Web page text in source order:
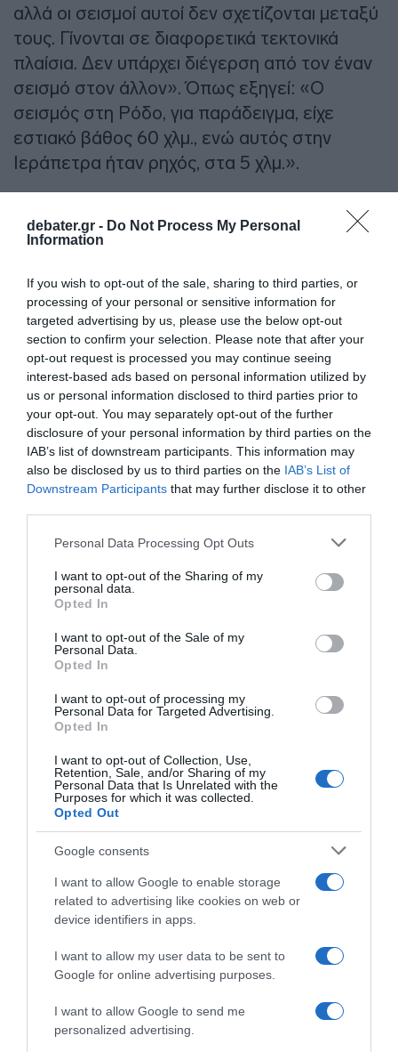
debater.gr - Do Not Process My Personal
Information
If you wish to opt-out of the sale, sharing to third parties, or
processing of your personal or sensitive information for
targeted advertising by us, please use the below opt-out
section to confirm your selection. Please note that after your
opt-out request is processed you may continue seeing
interest-based ads based on personal information utilized by
us or personal information disclosed to third parties prior to
your opt-out. You may separately opt-out of the further
disclosure of your personal information by third parties on the
IAB’s list of downstream participants. This information may
also be disclosed by us to third parties on the IAB’s List of
Downstream Participants that may further disclose it to other
Please note that this website/app uses one or more Google
not limited to your visit or usage behaviour. You may click to
grant or deny consent to Google and its third-party tags to
use your data for below specified purposes in below Google
consent section.
Personal Data Processing Opt Outs
I want to opt-out of the Sharing of my
personal data.
Opted In
I want to opt-out of the Sale of my
Personal Data.
Opted In
I want to opt-out of processing my
Personal Data for Targeted Advertising.
Opted In
I want to opt-out of Collection, Use,
Retention, Sale, and/or Sharing of my
Personal Data that Is Unrelated with the
Purposes for which it was collected.
Opted Out
Google consents
I want to allow Google to enable storage
related to advertising like cookies on web or
device identifiers in apps.
I want to allow my user data to be sent to
Google for online advertising purposes.
I want to allow Google to send me
personalized advertising.
αλλά οι σεισμοί αυτοί δεν σχετίζονται μεταξύ
τους. Γίνονται σε διαφορετικά τεκτονικά
πλαίσια. Δεν υπάρχει διέγερση από τον έναν
σεισμό στον άλλον». Όπως εξηγεί: «Ο
σεισμός στη Ρόδο, για παράδειγμα, είχε
εστιακό βάθος 60 χλμ., ενώ αυτός στην
Ιεράπετρα ήταν ρηχός, στα 5 χλμ.».
Σαντορίνη και Κρήτη:
Προβλήματα κατολισθήσεων
τουριστικές περιοχές, όπως η Κρήτη και η
Σαντορίνη, ο κ. Λέκκας ανέφερε: «Η Κρήτη
είναι ένας ζωντανός οργανισμός. Οι
απότομες πλαγιές και τα φαράγγια
από σεισμούς ή έντονες βροχοπτώσεις,
πρέπει να προσέχουμε ιδιαίτερα».
Όσον αφορά τα λιμάνια της Σαντορίνης,
τόνισε ότι έχουν ληφθεί μέτρα: «Έχει εκδοθεί
νέα απόφαση για την ασφαλή πρόσβαση στα
λιμάνια, με εξαίρεση δύο-τρεις πολύ
επικίνδυνες περιοχές. Από τον Σεπτέμβριο
έχουν δρομολογηθεί μεγάλα έργα ώστε του
χρόνου να έχουμε πολύ υψηλό επίπεδο
ασφάλειας».